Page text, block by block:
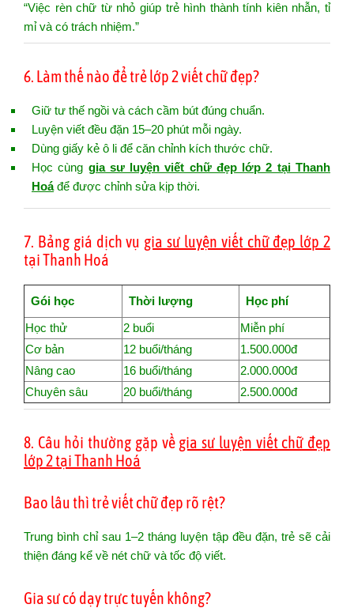
“Việc rèn chữ từ nhỏ giúp trẻ hình thành tính kiên nhẫn, tỉ
mỉ và có trách nhiệm.”
6. Làm thế nào để trẻ lớp 2 viết chữ đẹp?
Giữ tư thế ngồi và cách cầm bút đúng chuẩn.
Luyện viết đều đặn 15–20 phút mỗi ngày.
Dùng giấy kẻ ô li để căn chỉnh kích thước chữ.
Học cùng gia sư luyện viết chữ đẹp lớp 2 tại Thanh
Hoáđể được chỉnh sửa kịp thời.
7. Bảng giá dịch vụ gia sư luyện viết chữ đẹp lớp 2
tại Thanh Hoá
Gói học Thời lượng
Học phí
Học thử
2 buổi
Miễn phí
Cơ bản
12 buổi/tháng
1.500.000đ
Nâng cao
16 buổi/tháng
2.000.000đ
Chuyên sâu
20 buổi/tháng 2.500.000đ
8. Câu hỏi thường gặp về gia sư luyện viết chữ đẹp
lớp 2 tại Thanh Hoá
Bao lâu thì trẻ viết chữ đẹp rõ rệt?
Trung bình chỉ sau 1–2 tháng luyện tập đều đặn, trẻ sẽ cải
thiện đáng kể về nét chữ và tốc độ viết.
Gia sư có dạy trực tuyến không?